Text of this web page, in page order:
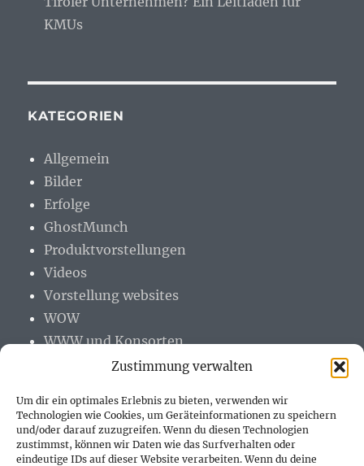
Zustimmung verwalten
Um dir ein optimales Erlebnis zu bieten, verwenden wir
Technologien wie Cookies, um Geräteinformationen zu speichern
und/oder darauf zuzugreifen. Wenn du diesen Technologien
zustimmst, können wir Daten wie das Surfverhalten oder
eindeutige IDs auf dieser Website verarbeiten. Wenn du deine
KMUs
KATEGORIEN
Allgemein
Bilder
Erfolge
GhostMunch
Produktvorstellungen
Videos
Vorstellung websites
WOW
WWW und Konsorten
PARTNER (LINKS)